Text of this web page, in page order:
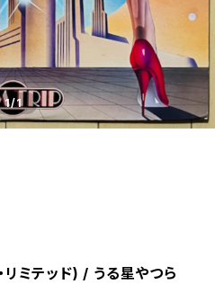
1/1
ミテッド) / うる星やつら